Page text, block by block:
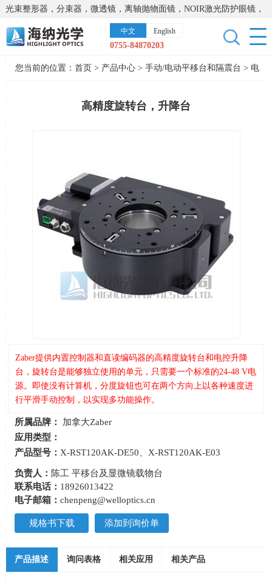
光束整形器，分束器，微透镜，离轴抛物面镜，NOIR激光防护眼镜，
太阳能模拟器，显微镜载物台，激光器，光谱仪，红外热像仪，激光
晶体
中文 English
0755-84870203
您当前的位置： 首页 > 产品中心> 手动/电动平移台和隔震台 > 电
高精度旋转台，升降台
Zaber提供内置控制器和直读编码器的高精度旋转台和电控升降
台，旋转台是能够独立使用的单元，只需要一个标准的24-48 V电
源。即使没有计算机，分度旋钮也可在两个方向上以各种速度进
行平滑手动控制，以实现多功能操作。
所属品牌：
加拿大Zaber
应用类型：
产品型号：X-RST120AK-DE50、X-RST120AK-E03
负责人： 陈工 平移台及显微镜载物台
联系电话： 18926013422
电子邮箱：chenpeng@welloptics.cn
规格书下载 添加到询价单
产品描述 询问表格 相关应用 相关产品